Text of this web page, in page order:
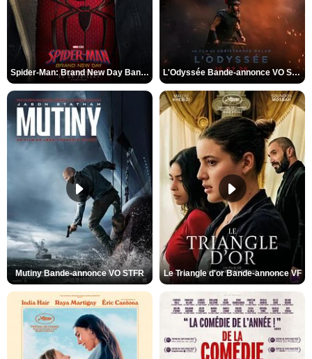
Spider-Man: Brand New Day Bande-annonce VO STFR L'Odyssée Bande-annonce VO STFR
Mutiny Bande-annonce VO STFR Le Triangle d'or Bande-annonce VF